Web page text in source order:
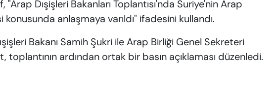
Dışişleri Bakanları Toplantısı'nda Suriye'nin Arap
konusunda anlaşmaya varıldı" ifadesini kullandı.
Bakanı Samih Şukri ile Arap Birliği Genel Sekreteri
toplantının ardından ortak bir basın açıklaması düzenledi.